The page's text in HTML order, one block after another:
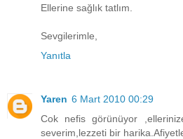
Ellerine sağlık tatlım.
Sevgilerimle,
Yanıtla
Yaren 6 Mart 2010 00:29
Cok nefis görünüyor
severim,lezzeti bir